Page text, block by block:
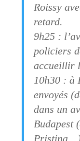
Roissy
retard.
9h25 :
policiers
accueillir
10h30 : à
envoyés
dans un
Budapest